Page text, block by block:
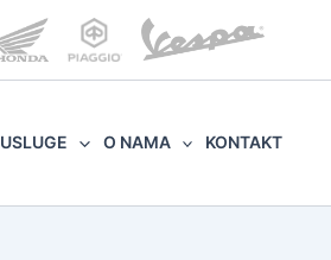
USLUGE O NAMA KONTAKT